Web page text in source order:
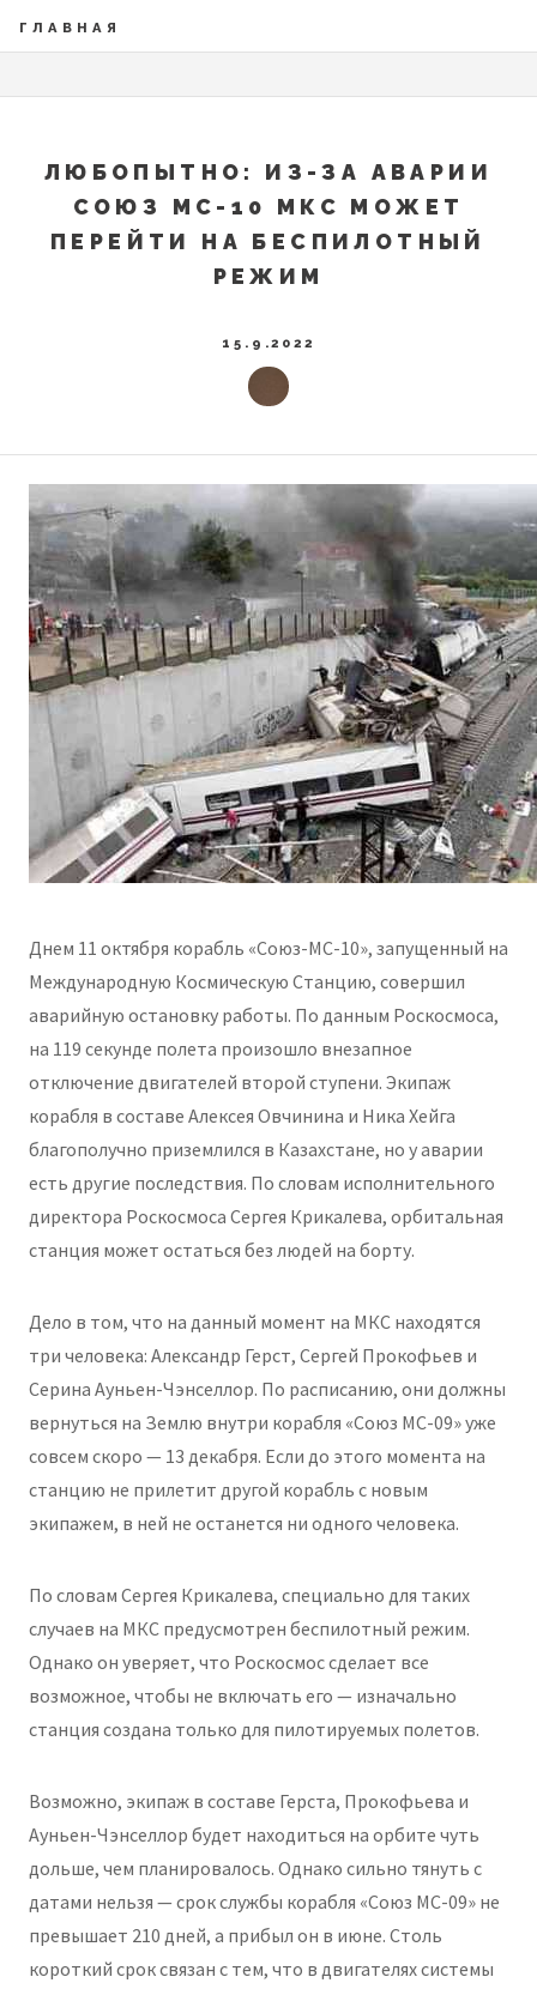
ГЛАВНАЯ
ЛЮБОПЫТНО: ИЗ-ЗА АВАРИИ
СОЮЗ МС-10 МКС МОЖЕТ
ПЕРЕЙТИ НА БЕСПИЛОТНЫЙ
РЕЖИМ
15.9.2022
Днем 11 октября корабль «Союз-МС-10», запущенный на
Международную Космическую Станцию, совершил
аварийную остановку работы. По данным Роскосмоса,
на 119 секунде полета произошло внезапное
отключение двигателей второй ступени. Экипаж
корабля в составе Алексея Овчинина и Ника Хейга
благополучно приземлился в Казахстане, но у аварии
есть другие последствия. По словам исполнительного
директора Роскосмоса Сергея Крикалева, орбитальная
станция может остаться без людей на борту.
Дело в том, что на данный момент на МКС находятся
три человека: Александр Герст, Сергей Прокофьев и
Серина Ауньен-Чэнселлор. По расписанию, они должны
вернуться на Землю внутри корабля «Союз МС-09» уже
совсем скоро — 13 декабря. Если до этого момента на
станцию не прилетит другой корабль с новым
экипажем, в ней не останется ни одного человека.
По словам Сергея Крикалева, специально для таких
случаев на МКС предусмотрен беспилотный режим.
Однако он уверяет, что Роскосмос сделает все
возможное, чтобы не включать его — изначально
станция создана только для пилотируемых полетов.
Возможно, экипаж в составе Герста, Прокофьева и
Ауньен-Чэнселлор будет находиться на орбите чуть
дольше, чем планировалось. Однако сильно тянуть с
датами нельзя — срок службы корабля «Союз МС-09» не
превышает 210 дней, а прибыл он в июне. Столь
короткий срок связан с тем, что в двигателях системы